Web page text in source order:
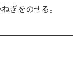
ぎをのせる。